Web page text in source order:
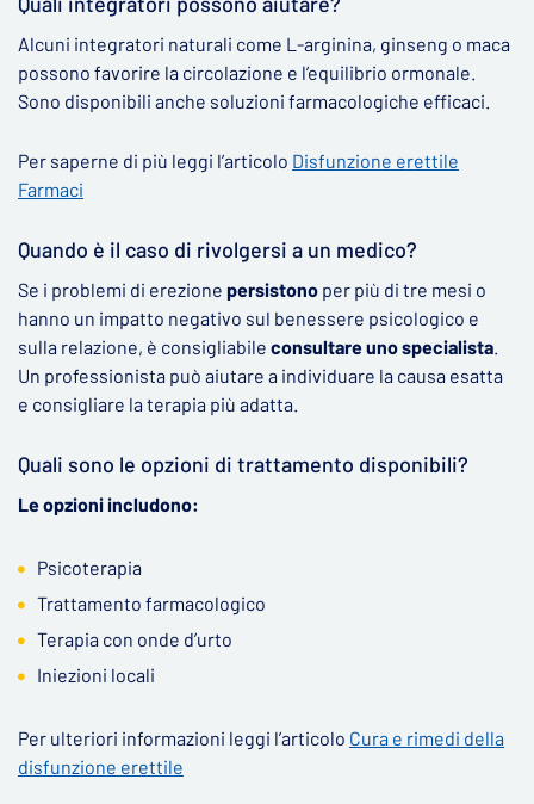
Alcuni integratori naturali come L-arginina, ginseng o maca
possono favorire la circolazione e l’equilibrio ormonale.
Sono disponibili anche soluzioni farmacologiche efficaci.
Per saperne di più leggi l’articolo Disfunzione erettile
Farmaci
Quando è il caso di rivolgersi a un medico?
Se i problemi di erezione persistono per più di tre mesi o
hanno un impatto negativo sul benessere psicologico e
sulla relazione, è consigliabile consultare uno specialista.
Un professionista può aiutare a individuare la causa esatta
e consigliare la terapia più adatta.
Quali sono le opzioni di trattamento disponibili?
Le opzioni includono:
Psicoterapia
Trattamento farmacologico
Terapia con onde d’urto
Iniezioni locali
Per ulteriori informazioni leggi l’articolo Cura e rimedi della
disfunzione erettile